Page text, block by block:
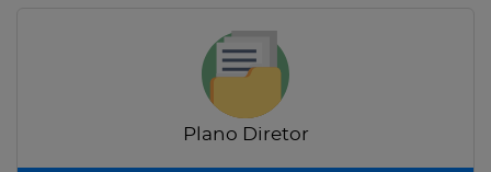
Plano Diretor